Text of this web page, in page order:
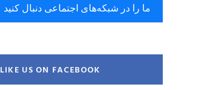
ما را در شبکه‌های اجتماعی دنبال کنید
LIKE US ON FACEBOOK